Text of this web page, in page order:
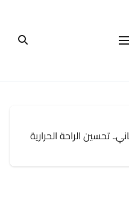
تحسين الراحة الحرارية